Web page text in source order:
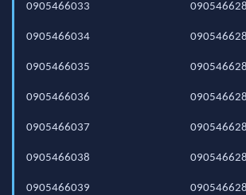
0905466033
0905466034
0905466035
0905466036
0905466037
0905466038
0905466039